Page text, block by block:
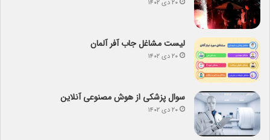
۲۰ دی ۱۴۰۲
لیست مشاغل جاب آفر آلمان
۲۰ دی ۱۴۰۲
سوال پزشکی از هوش مصنوعی آنلاین
۲۰ دی ۱۴۰۲